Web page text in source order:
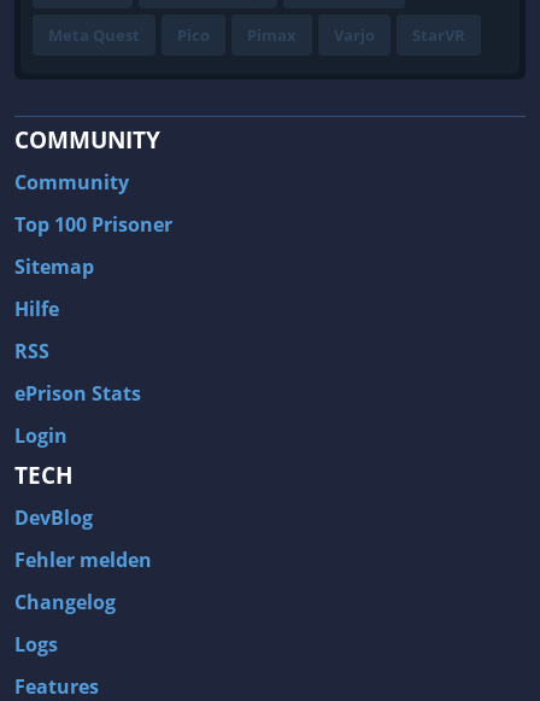
Meta Quest Pico Pimax Varjo StarVR
COMMUNITY
Community
Top 100 Prisoner
Sitemap
Hilfe
RSS
ePrison Stats
Login
TECH
DevBlog
Fehler melden
Changelog
Logs
Features